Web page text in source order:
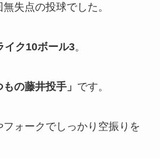
失点の投球でした。
イク10ボール3。
もの藤井投手」 です。
ォークでしっかり空振りを